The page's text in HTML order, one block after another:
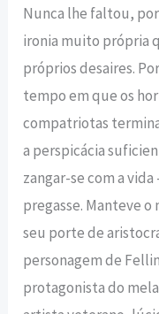
Nunca lhe faltou,
ironia muito própria
próprios desaires.
tempo em que os
compatriotas
a perspicácia
zangar-se com a
pregasse. Manteve
seu porte de
personagem de
protagonista do